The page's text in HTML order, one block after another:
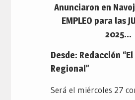
Anunciaron en
EMPLEO para las
2025…
Desde: Redacción
Regional”
Será el miércoles 27